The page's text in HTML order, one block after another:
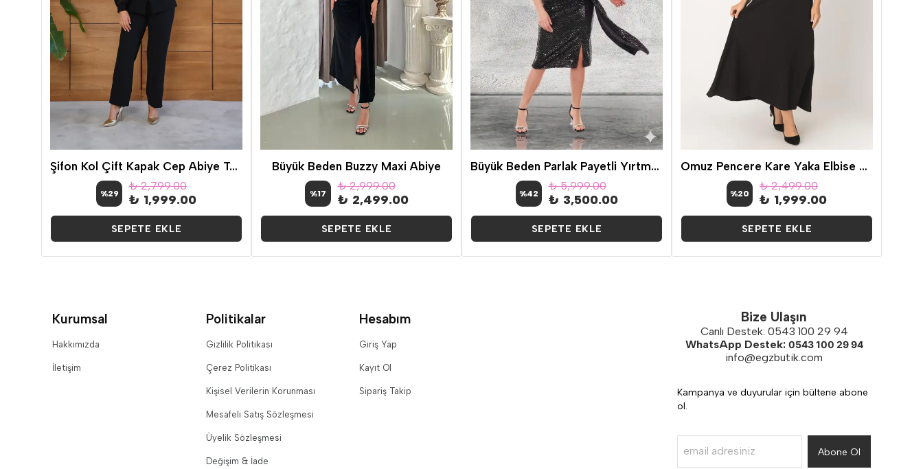
Şifon Kol Çift Kapak Cep Abiye Takım
%29
₺ 2,799.00
₺ 1,999.00
SEPETE EKLE
Büyük Beden Buzzy Maxi Abiye
%17
₺ 2,999.00
₺ 2,499.00
SEPETE EKLE
Büyük Beden Parlak Payetli Yırtmaçlı Gece Abiye
%42
₺ 5,999.00
₺ 3,500.00
SEPETE EKLE
Omuz Pencere Kare Yaka Elbise Siyah
%20
₺ 2,499.00
₺ 1,999.00
SEPETE EKLE
Kurumsal
Hakkımızda
İletişim
Politikalar
Gizlilik Politikası
Çerez Politikası
Kişisel Verilerin Korunması
Mesafeli Satış Sözleşmesi
Üyelik Sözleşmesi
Değişim & İade
Hesabım
Giriş Yap
Kayıt Ol
Sipariş Takip
Bize Ulaşın
Canlı Destek: 0543 100 29 94
WhatsApp Destek: 0543 100 29 94
info@egzbutik.com
Kampanya ve duyurular için bültene abone
ol.
Abone Ol